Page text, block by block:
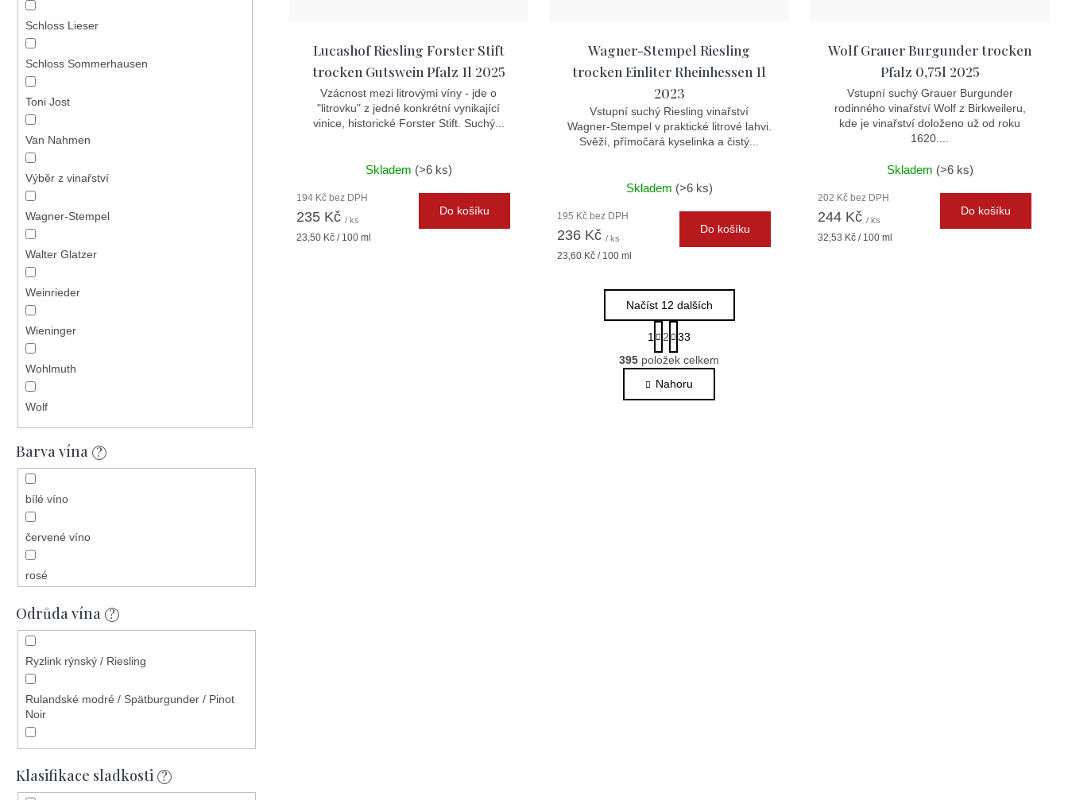
Schloss Lieser
Schloss Sommerhausen
Toni Jost
Van Nahmen
Výběr z vinařství
Wagner-Stempel
Walter Glatzer
Weinrieder
Wieninger
Wohlmuth
Wolf
Barva vína ?
bílé víno
červené víno
rosé
šumivé bílé
bílé, růžové a červené víno
červerné víno
Odrůda vína ?
Ryzlink rýnský / Riesling
Rulandské modré / Spätburgunder / Pinot
Noir
Veltlínské zelené / Grüner Veltliner
Chardonnay
Klasifikace sladkosti ?
Lucashof Riesling Forster Stift
trocken Gutswein Pfalz 1l 2025
Vzácnost mezi litrovými víny - jde o
"litrovku" z jedné konkrétní vynikající
vinice, historické Forster Stift. Suchý...
Skladem (>6 ks)
194 Kč bez DPH
235 Kč / ks
Měrná
23,50 Kč / 100 ml
Do košíku
Wagner-Stempel Riesling
trocken Einliter Rheinhessen 1l
2023
Vstupní suchý Riesling vinařství
Wagner-Stempel v praktické litrové lahvi.
Svěží, přímočará kyselinka a čistý...
Skladem (>6 ks)
195 Kč bez DPH
236 Kč / ks
Měrná
23,60 Kč / 100 ml
Do košíku
Wolf Grauer Burgunder trocken
Pfalz 0,75l 2025
Vstupní suchý Grauer Burgunder
rodinného vinařství Wolf z Birkweileru,
kde je vinařství doloženo už od roku
1620....
Skladem (>6 ks)
202 Kč bez DPH
244 Kč / ks
Měrná
32,53 Kč / 100 ml
Do košíku
O
v
l
á
Načíst 12 dalších
S
t
r
á
n
k
1 2
33
395 položek celkem
Nahoru